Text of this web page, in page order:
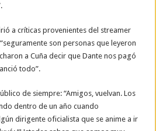
a críticas provenientes del streamer
son personas que leyeron
a Cuña decir que Dante nos pagó
todo”.
de siempre: “Amigos, vuelvan. Los
dentro de un año cuando
dirigente oficialista que se anime a ir